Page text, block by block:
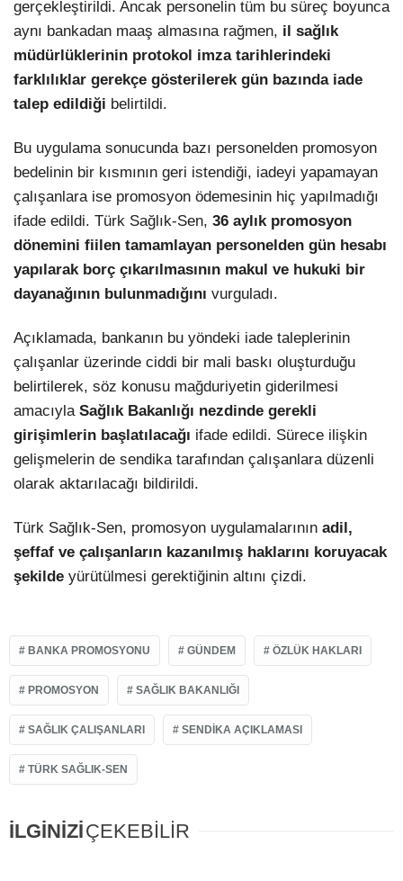
gerçekleştirildi. Ancak personelin tüm bu süreç boyunca
aynı bankadan maaş almasına rağmen, il sağlık
müdürlüklerinin protokol imza tarihlerindeki
farklılıklar gerekçe gösterilerek gün bazında iade
talep edildiği belirtildi.
Bu uygulama sonucunda bazı personelden promosyon
bedelinin bir kısmının geri istendiği, iadeyi yapamayan
çalışanlara ise promosyon ödemesinin hiç yapılmadığı
ifade edildi. Türk Sağlık-Sen, 36 aylık promosyon
dönemini fiilen tamamlayan personelden gün hesabı
yapılarak borç çıkarılmasının makul ve hukuki bir
dayanağının bulunmadığını vurguladı.
Açıklamada, bankanın bu yöndeki iade taleplerinin
çalışanlar üzerinde ciddi bir mali baskı oluşturduğu
belirtilerek, söz konusu mağduriyetin giderilmesi
amacıyla Sağlık Bakanlığı nezdinde gerekli
girişimlerin başlatılacağı ifade edildi. Sürece ilişkin
gelişmelerin de sendika tarafından çalışanlara düzenli
olarak aktarılacağı bildirildi.
Türk Sağlık-Sen, promosyon uygulamalarının adil,
şeffaf ve çalışanların kazanılmış haklarını koruyacak
şekilde yürütülmesi gerektiğinin altını çizdi.
BANKA PROMOSYONU GÜNDEM ÖZLÜK HAKLARI
PROMOSYON SAĞLIK BAKANLIĞI
SAĞLIK ÇALIŞANLARI SENDIKA AÇIKLAMASI
TÜRK SAĞLIK-SEN
İLGİNİZİÇEKEBİLİR